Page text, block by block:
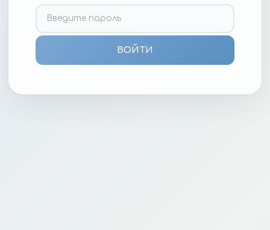
ВОЙТИ